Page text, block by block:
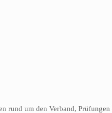
rund um den Verband,